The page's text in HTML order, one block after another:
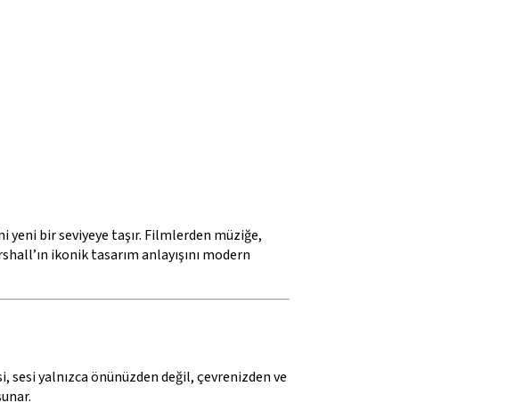
bir seviyeye taşır. Filmlerden müziğe,
ikonik tasarım anlayışını modern
yalnızca önünüzden değil, çevrenizden ve